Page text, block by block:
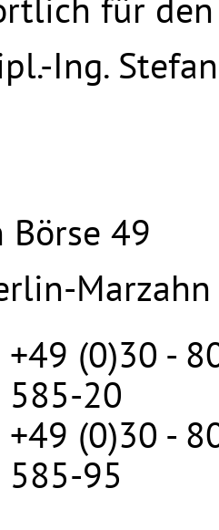
Ing. Stefan
49
Marzahn
+49 (0)30 -
585-20
+49 (0)30 -
585-95